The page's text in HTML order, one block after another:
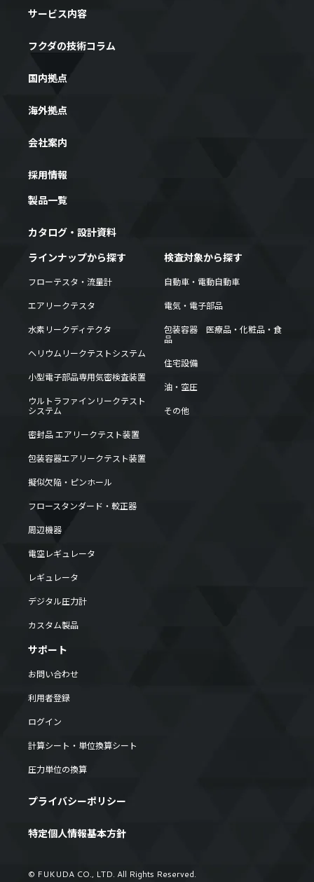
サービス内容
フクダの技術コラム
国内拠点
海外拠点
会社案内
採用情報
製品一覧
カタログ・設計資料
ラインナップから探す
フローテスタ・流量計
エアリークテスタ
水素リークディテクタ
ヘリウムリークテストシステム
小型電子部品専用気密検査装置
ウルトラファインリークテスト
システム
密封品 エアリークテスト装置
包装容器エアリークテスト装置
擬似欠陥・ピンホール
フロースタンダード・較正器
周辺機器
電空レギュレータ
レギュレータ
デジタル圧力計
カスタム製品
検査対象から探す
自動車・電動自動車
電気・電子部品
包装容器 医療品・化粧品・食
品
住宅設備
油・空圧
その他
サポート
お問い合わせ
利用者登録
ログイン
計算シート・単位換算シート
圧力単位の換算
プライバシーポリシー
特定個人情報基本方針
© FUKUDA CO., LTD. All Rights Reserved.